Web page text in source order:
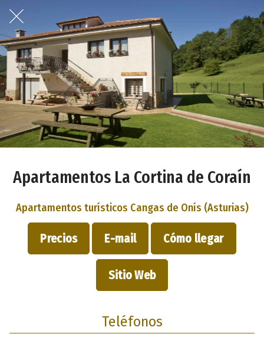
Apartamentos La Cortina de Coraín
Apartamentos turísticos Cangas de Onís (Asturias)
Precios E-mail Cómo llegar
Sitio Web
Teléfonos